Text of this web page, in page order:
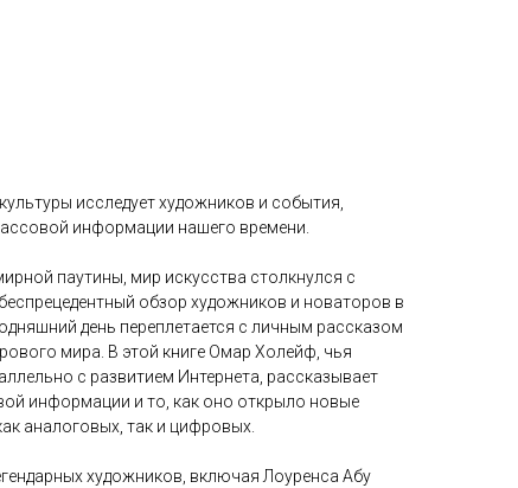
исследует художников и события,
информации нашего времени.
паутины, мир искусства столкнулся с
обзор художников и новаторов в
день переплетается с личным рассказом
мира. В этой книге Омар Холейф, чья
с развитием Интернета, рассказывает
информации и то, как оно открыло новые
аналоговых, так и цифровых.
художников, включая Лоуренса Абу